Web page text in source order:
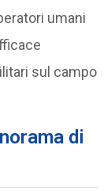
umani
sul campo
di